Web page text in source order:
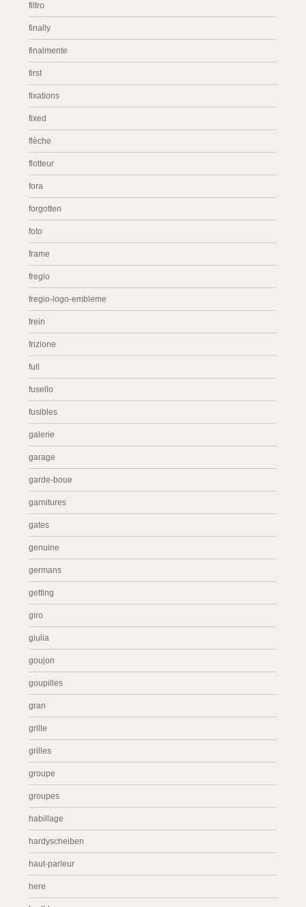
filtro
finally
finalmente
first
fixations
fixed
flèche
flotteur
fora
forgotten
foto
frame
fregio
fregio-logo-embleme
frein
frizione
full
fusello
fusibles
galerie
garage
garde-boue
garnitures
gates
genuine
germans
getting
giro
giulia
goujon
goupilles
gran
grille
grilles
groupe
groupes
habillage
hardyscheiben
haut-parleur
here